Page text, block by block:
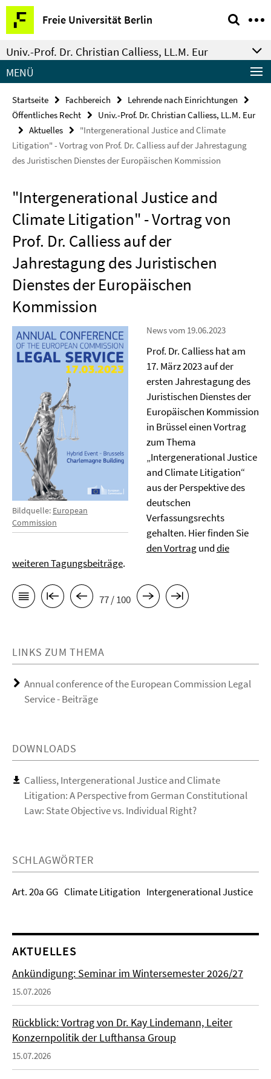
Springe
direkt
zu
Inhalt
Freie Universität Berlin
Service-
Navigation
Univ.-Prof. Dr. Christian Calliess, LL.M. Eur
MENÜ
Startseite Fachbereich
Lehrende nach Einrichtungen
Öffentliches Recht
Univ.-Prof. Dr. Christian Calliess, LL.M. Eur
Aktuelles
"Intergenerational Justice and Climate
Litigation" - Vortrag von Prof. Dr. Calliess auf der Jahrestagung
des Juristischen Dienstes der Europäischen Kommission
"Intergenerational Justice and
Climate Litigation" - Vortrag von
Prof. Dr. Calliess auf der
Jahrestagung des Juristischen
Dienstes der Europäischen
Kommission
Bildquelle: European
Commission
News vom 19.06.2023
Prof. Dr. Calliess hat am
17. März 2023 auf der
ersten Jahrestagung des
Juristischen Dienstes der
Europäischen Kommission
in Brüssel einen Vortrag
zum Thema
„Intergenerational Justice
and Climate Litigation“
aus der Perspektive des
deutschen
Verfassungsrechts
gehalten. Hier finden Sie
den Vortragunddie
weiteren Tagungsbeiträge.
77 / 100
LINKS ZUM THEMA
Annual conference of the European Commission Legal
Service - Beiträge
DOWNLOADS
Calliess, Intergenerational Justice and Climate
Litigation: A Perspective from German Constitutional
Law: State Objective vs. Individual Right?
SCHLAGWÖRTER
Art. 20a GG Climate Litigation Intergenerational Justice
AKTUELLES
Ankündigung: Seminar im Wintersemester 2026/27
15.07.2026
Rückblick: Vortrag von Dr. Kay Lindemann, Leiter
Konzernpolitik der Lufthansa Group
15.07.2026